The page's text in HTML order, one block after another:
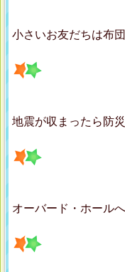
小さいお友だちは布
地震が収まったら防
オーバード・ホールへ